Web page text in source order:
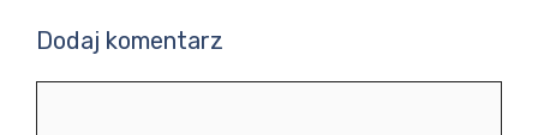
Dodaj komentarz